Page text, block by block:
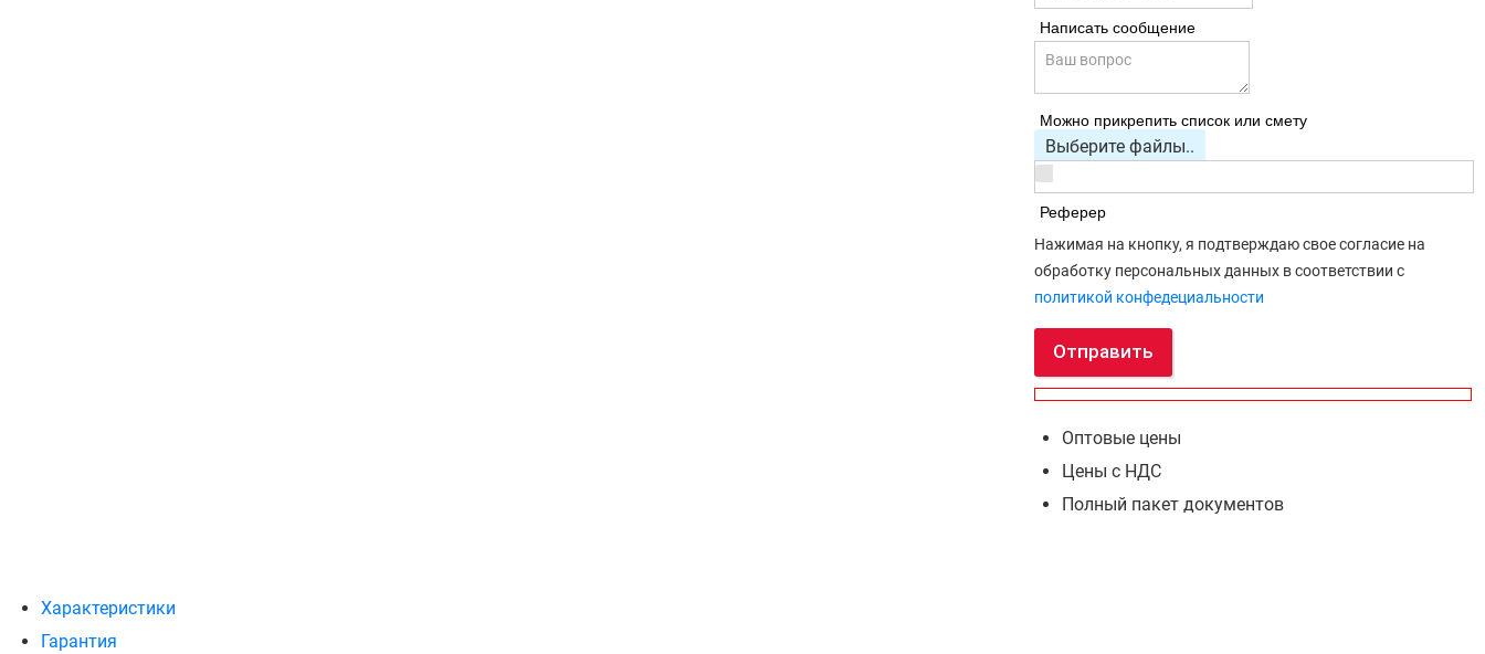
Написать сообщение
Можно прикрепить список или смету
Выберите файлы..
Реферер
Нажимая на кнопку, я подтверждаю свое согласие на
обработку персональных данных в соответствии с
политикой конфедециальности
Отправить
Оптовые цены
Цены с НДС
Полный пакет документов
Характеристики
Гарантия